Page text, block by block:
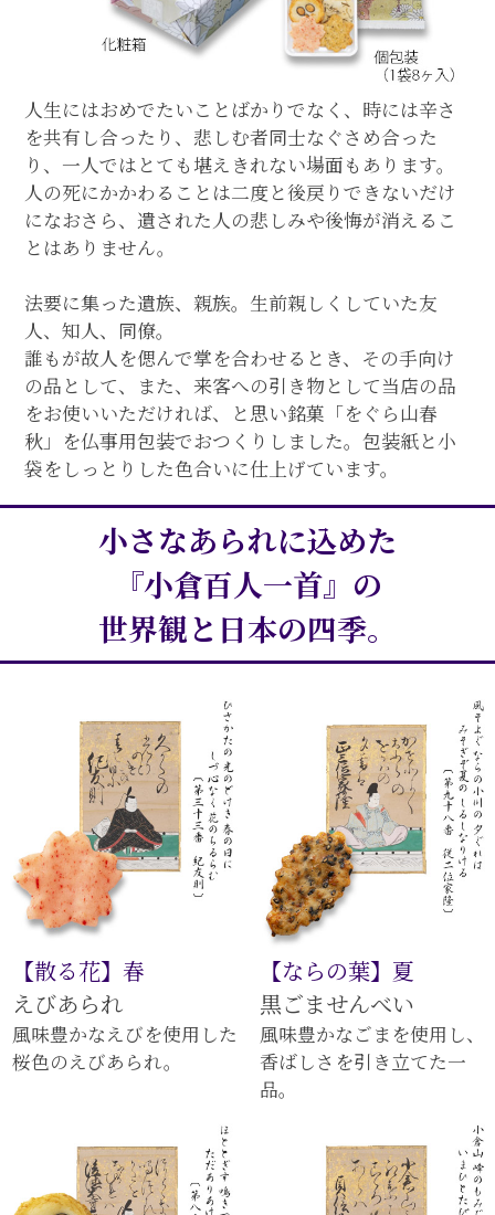
人生にはおめでたいことばかりでなく、時には辛さ
を共有し合ったり、悲しむ者同士なぐさめ合った
り、一人ではとても堪えきれない場面もあります。
人の死にかかわることは二度と後戻りできないだけ
になおさら、遺された人の悲しみや後悔が消えるこ
とはありません。
法要に集った遺族、親族。生前親しくしていた友
人、知人、同僚。
誰もが故人を偲んで掌を合わせるとき、その手向け
の品として、また、来客への引き物として当店の品
をお使いいただければ、と思い銘菓「をぐら山春
秋」を仏事用包装でおつくりしました。包装紙と小
袋をしっとりした色合いに仕上げています。
小さなあられに込めた
『小倉百人一首』の
世界観と日本の四季。
【散る花】春
えびあられ
風味豊かなえびを使用した
桜色のえびあられ。
【ならの葉】夏
黒ごませんべい
風味豊かなごまを使用し、
香ばしさを引き立てた一
品。